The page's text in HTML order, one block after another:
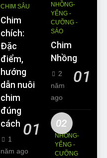
CHIM SÂU
Chim
chích:
Đặc
điểm,
hướng
dẫn nuôi
chim
đúng
cách 01
1
năm ago
NHỒNG-
YỂNG -
CƯỠNG -
SÁO
Chim
Nhồng
01
2
năm
ago
02
NHỒNG-
YỂNG -
CƯỠNG